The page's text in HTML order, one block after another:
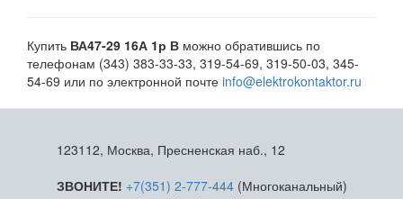
Купить ВА47-29 16А 1р В можно обратившись по
телефонам (343) 383-33-33, 319-54-69, 319-50-03, 345-
54-69 или по электронной почте info@elektrokontaktor.ru
123112, Москва, Пресненская наб., 12
ЗВОНИТЕ! +7(351) 2-777-444(Многоканальный)